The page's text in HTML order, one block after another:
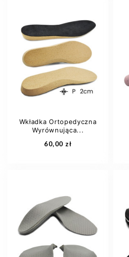
25 26
27
28
29 +13
Dodaj do koszyka
Wkładka Ortopedyczna
Wyrównująca...
60,00 zł
25 26
27
29